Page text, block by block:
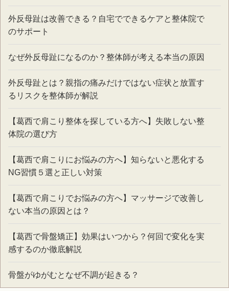
外反母趾は改善できる？自宅でできるケアと整体院で
のサポート
なぜ外反母趾になるのか？整体師が考える本当の原因
外反母趾とは？親指の痛みだけではない症状と放置す
るリスクを整体師が解説
【葛西で肩こり整体を探している方へ】失敗しない整
体院の選び方
【葛西で肩こりにお悩みの方へ】知らないと悪化する
NG習慣５選と正しい対策
【葛西で肩こりでお悩みの方へ】マッサージで改善し
ない本当の原因とは？
【葛西で骨盤矯正】効果はいつから？何回で変化を実
感するのか徹底解説
骨盤がゆがむとなぜ不調が起きる？